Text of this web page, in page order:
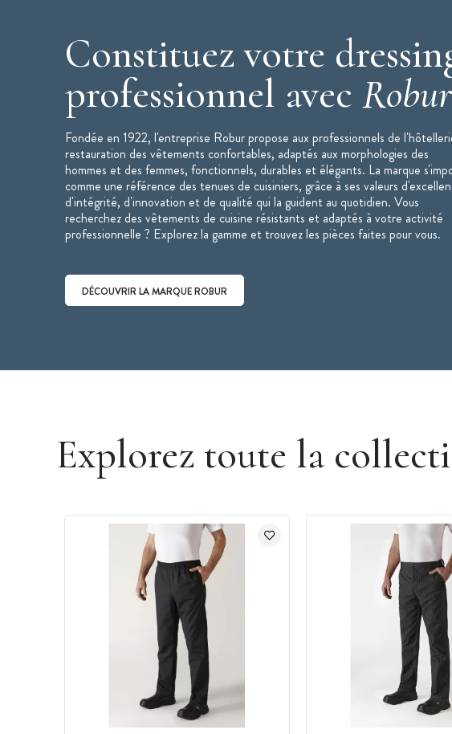
Poches coutures côtés
Bas de jambes avec ourlets
Lavage industriel selon norme ISO 15797 - programme
Constituez votre
professionnel avec Robur
Fondée en 1922, l'entreprise Robur propose aux professionnels de
restauration des vêtements confortables, adaptés aux morphologies des
hommes et des femmes, fonctionnels, durables et élégants. La marque
comme une référence des tenues de cuisiniers, grâce à ses valeurs
d'intégrité, d'innovation et de qualité qui la guident au quotidien. Vous
recherchez des vêtements de cuisine résistants et adaptés à votre activité
professionnelle ? Explorez la gamme et trouvez les pièces faites pour vous.
DÉCOUVRIR LA MARQUE ROBUR
Explorez toute la